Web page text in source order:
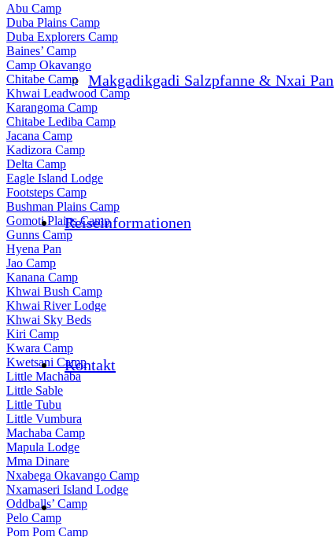
Makgadikgadi Salzpfanne & Nxai Pan
Reiseinformationen
Kontakt
Abu Camp
Duba Plains Camp
Duba Explorers Camp
Baines’ Camp
Camp Okavango
Chitabe Camp
Khwai Leadwood Camp
Karangoma Camp
Chitabe Lediba Camp
Jacana Camp
Kadizora Camp
Delta Camp
Eagle Island Lodge
Footsteps Camp
Bushman Plains Camp
Gomoti Plains Camp
Gunns Camp
Hyena Pan
Jao Camp
Kanana Camp
Khwai Bush Camp
Khwai River Lodge
Khwai Sky Beds
Kiri Camp
Kwara Camp
Kwetsani Camp
Little Machaba
Little Sable
Little Tubu
Little Vumbura
Machaba Camp
Mapula Lodge
Mma Dinare
Nxabega Okavango Camp
Nxamaseri Island Lodge
Oddballs’ Camp
Pelo Camp
Pom Pom Camp